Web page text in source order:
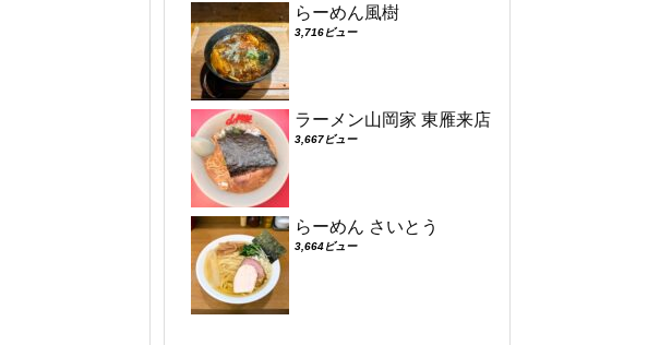
らーめん風樹
3,716ビュー
ラーメン山岡家 東雁来店
3,667ビュー
らーめん さいとう
3,664ビュー